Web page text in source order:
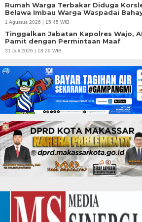
Rumah Warga Terbakar Diduga
Belawa Imbau Warga Waspadai
1 Agustus 2026 | 15:45 WIB
Tinggalkan Jabatan Kapolres Wajo,
Pamit dengan Permintaan Maaf
31 Juli 2026 | 18:29 WIB